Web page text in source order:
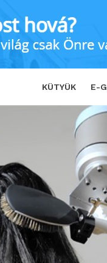
KÜTYÜK E-
mint a